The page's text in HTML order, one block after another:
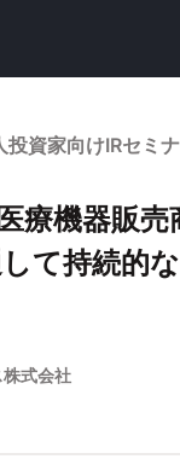
資家向けIRセミ
療機器販
て持続的
式会社